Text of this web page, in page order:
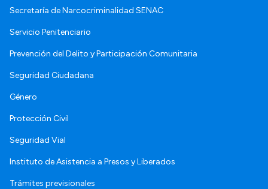
Secretaría de Narcocriminalidad SENAC
Servicio Penitenciario
Prevención del Delito y Participación Comunitaria
Seguridad Ciudadana
Género
Protección Civil
Seguridad Vial
Instituto de Asistencia a Presos y Liberados
Trámites previsionales